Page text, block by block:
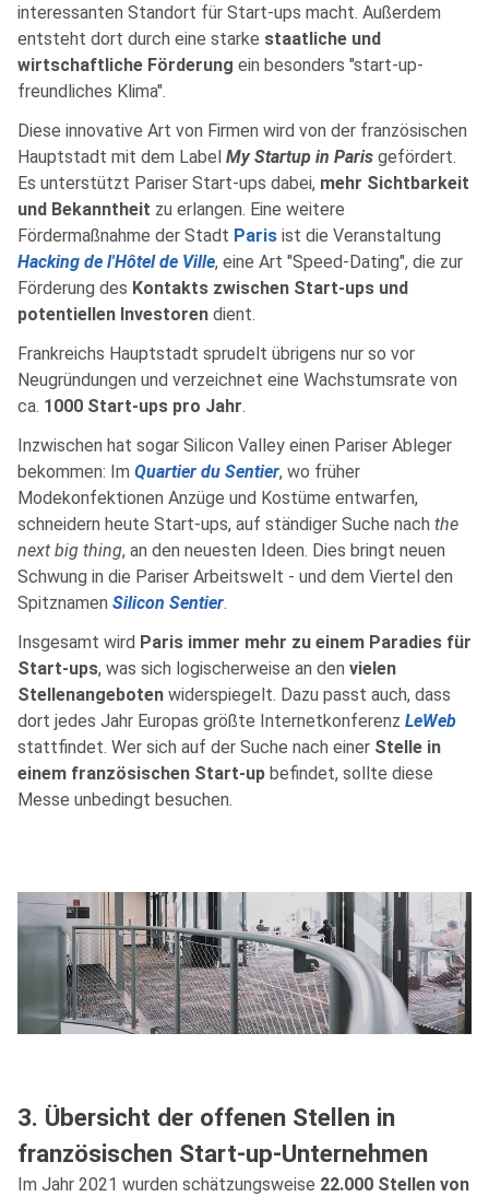
interessanten Standort für Start-ups macht. Außerdem
entsteht dort durch eine starke staatliche und
wirtschaftliche Förderung ein besonders "start-up-
freundliches Klima".
Diese innovative Art von Firmen wird von der französischen
Hauptstadt mit dem Label My Startup in Paris gefördert.
Es unterstützt Pariser Start-ups dabei, mehr Sichtbarkeit
und Bekanntheit zu erlangen. Eine weitere
Fördermaßnahme der Stadt Paris ist die Veranstaltung
Hacking de l'Hôtel de Ville, eine Art "Speed-Dating", die zur
Förderung des Kontakts zwischen Start-ups und
potentiellen Investoren dient.
Frankreichs Hauptstadt sprudelt übrigens nur so vor
Neugründungen und verzeichnet eine Wachstumsrate von
ca. 1000 Start-ups pro Jahr.
Inzwischen hat sogar Silicon Valley einen Pariser Ableger
bekommen: Im Quartier du Sentier, wo früher
Modekonfektionen Anzüge und Kostüme entwarfen,
schneidern heute Start-ups, auf ständiger Suche nach the
next big thing, an den neuesten Ideen. Dies bringt neuen
Schwung in die Pariser Arbeitswelt - und dem Viertel den
Spitznamen Silicon Sentier.
Insgesamt wird Paris immer mehr zu einem Paradies für
Start-ups, was sich logischerweise an den vielen
Stellenangeboten widerspiegelt. Dazu passt auch, dass
dort jedes Jahr Europas größte Internetkonferenz LeWeb
stattfindet. Wer sich auf der Suche nach einer Stelle in
einem französischen Start-up befindet, sollte diese
Messe unbedingt besuchen.
3. Übersicht der offenen Stellen in
französischen Start-up-Unternehmen
Im Jahr 2021 wurden schätzungsweise 22.000 Stellen von